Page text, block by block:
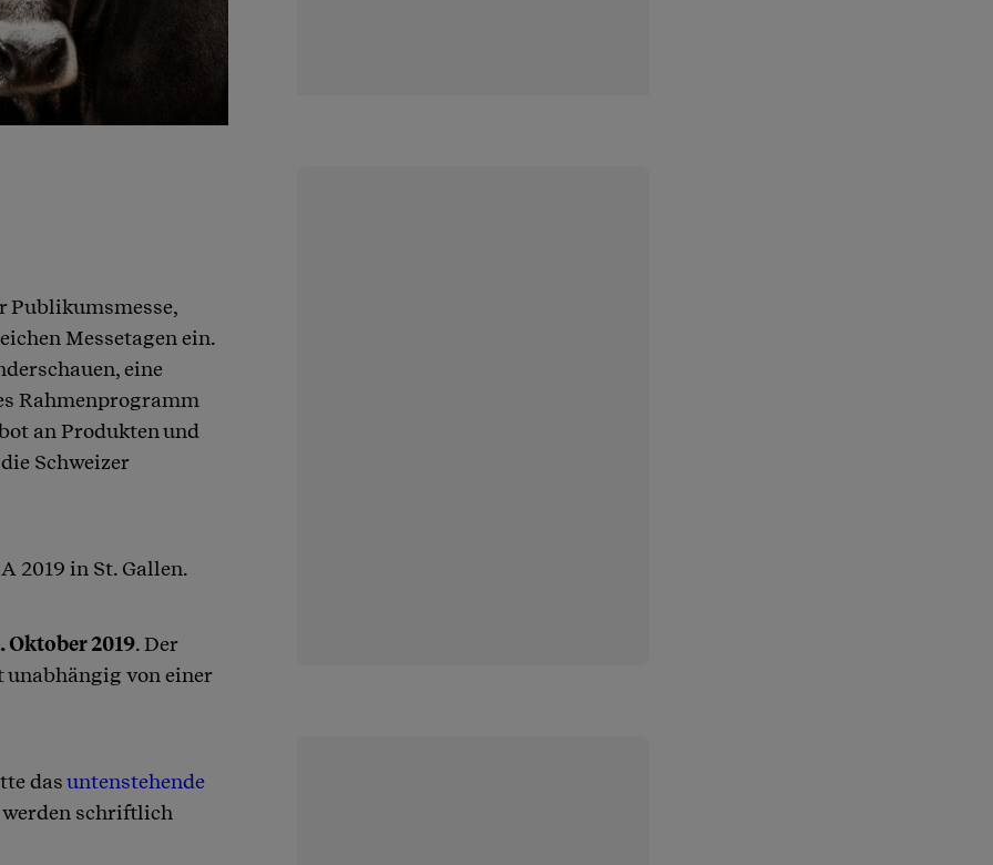
Publikumsmesse,
Messetagen ein.
eine
Rahmenprogramm
an Produkten und
Schweizer
2019 in St. Gallen.
Oktober 2019. Der
unabhängig von einer
dasuntenstehende
schriftlich